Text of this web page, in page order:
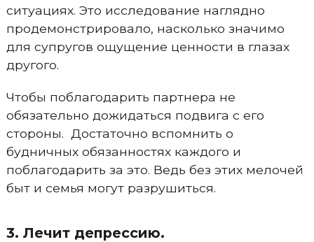
ситуациях. Это исследование наглядно
продемонстрировало, насколько значимо
для супругов ощущение ценности в глазах
другого.
Чтобы поблагодарить партнера не
обязательно дожидаться подвига с его
стороны. Достаточно вспомнить о
будничных обязанностях каждого и
поблагодарить за это. Ведь без этих мелочей
быт и семья могут разрушиться.
3. Лечит депрессию.